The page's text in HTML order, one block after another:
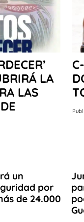
LA
LAS
un
por
de 24.000